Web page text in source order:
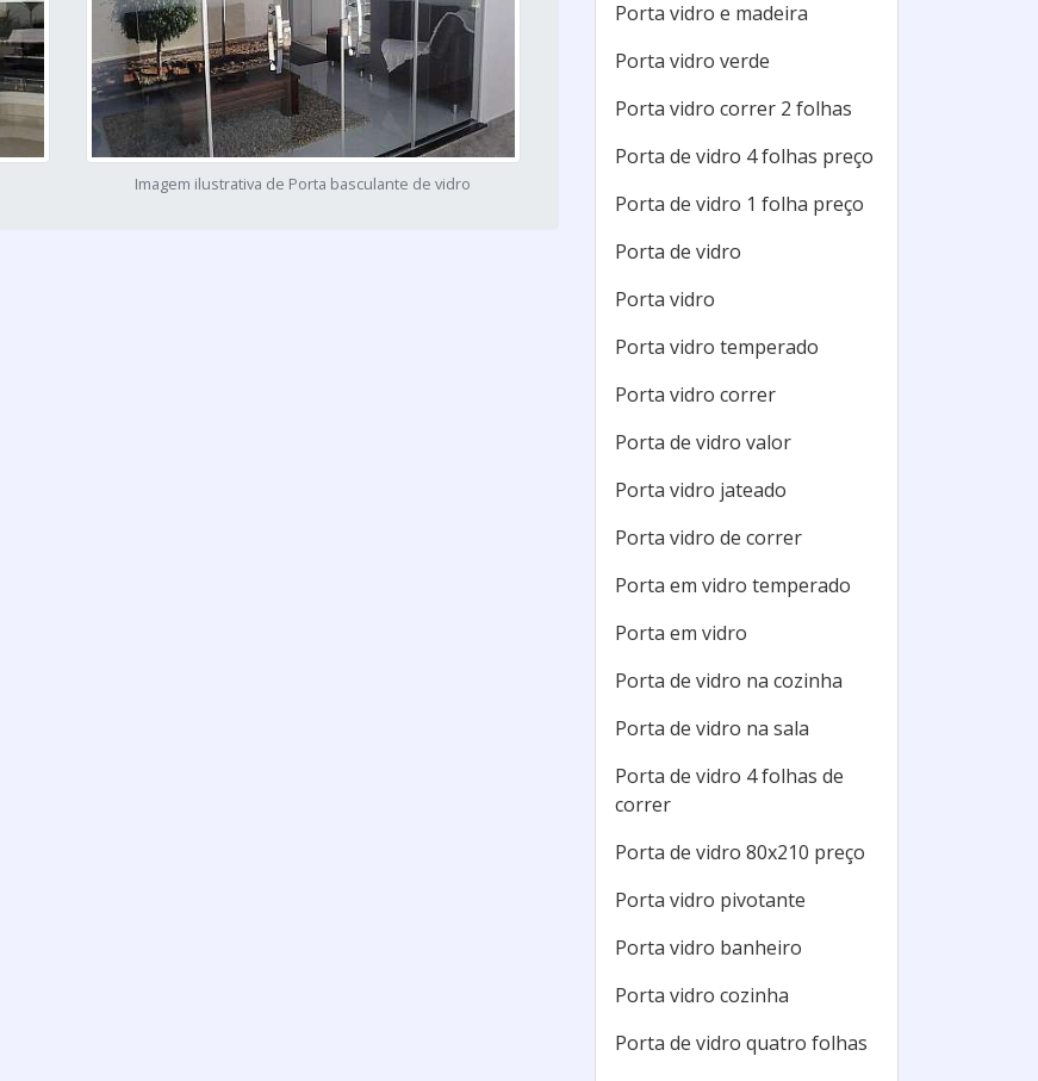
Imagem ilustrativa de Porta basculante de vidro
Porta vidro e madeira
Porta vidro verde
Porta vidro correr 2 folhas
Porta de vidro 4 folhas preço
Porta de vidro 1 folha preço
Porta de vidro
Porta vidro
Porta vidro temperado
Porta vidro correr
Porta de vidro valor
Porta vidro jateado
Porta vidro de correr
Porta em vidro temperado
Porta em vidro
Porta de vidro na cozinha
Porta de vidro na sala
Porta de vidro 4 folhas de
correr
Porta de vidro 80x210 preço
Porta vidro pivotante
Porta vidro banheiro
Porta vidro cozinha
Porta de vidro quatro folhas